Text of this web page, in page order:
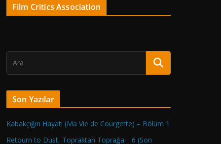
Film Critics Association
Son Yazılar
Kabakçığın Hayatı (Ma Vie de Courgette) – Bölüm 1
Retourn to Dust, Topraktan Toprağa… 6 (Son